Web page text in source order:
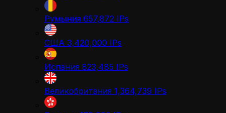
Румыния 657,872 IPs
США 3,420,000 IPs
Испания 823,485 IPs
Великобритания 1,364,739 IPs